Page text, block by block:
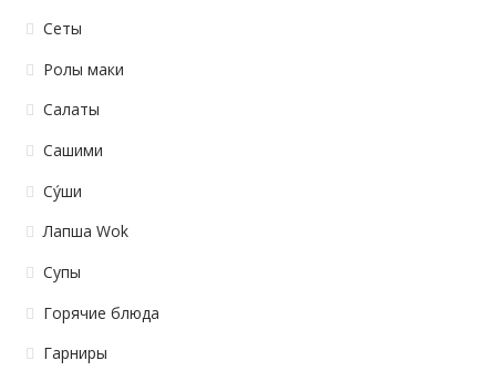
Сеты
Ролы маки
Салаты
Сашими
Су́ши
Лапша Wok
Супы
Горячие блюда
Гарниры